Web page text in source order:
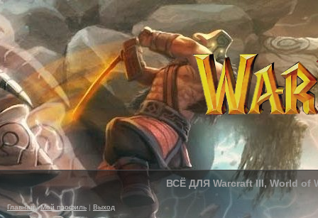
ВСЁ ДЛЯ Warcraft III, World of
Главная|Мой профиль | Выход